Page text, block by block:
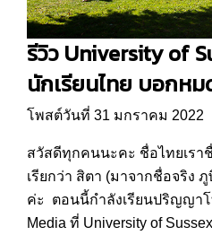
รีวิว University of
นักเรียนไทย บอกห
โพสต์วันที่ 31 มกราคม 2022
สวัสดีทุกคนนะคะ ชื่อไทยเรา
เรียกว่า สิตา (มาจากชื่อจริง
ค่ะ ตอนนี้กำลังเรียนปริญญาโ
Media ที่ University of